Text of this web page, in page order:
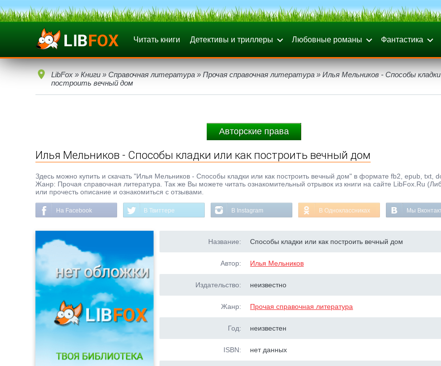
Читать книги Детективы и триллеры Любовные романы Фантастика
LibFox » Книги » Справочная литература » Прочая справочная литература » Илья Мельников - Способы кладки
построить вечный дом
Авторские права
Илья Мельников - Способы кладки или как построить вечный дом
Здесь можно купить и скачать "Илья Мельников - Способы кладки или как построить вечный дом" в формате fb2, epub, txt,
Жанр: Прочая справочная литература. Так же Вы можете читать ознакомительный отрывок из книги на сайте LibFox.Ru
или прочесть описание и ознакомиться с отзывами.
На Facebook В Твиттере В Instagram В Одноклассниках Мы
Название: Способы кладки или как построить вечный дом
Автор: Илья Мельников
Издательство: неизвестно
Жанр: Прочая справочная литература
Год: неизвестен
ISBN: нет данных